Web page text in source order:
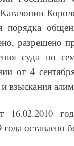
порядка
разрешено
суда по
от 4
16.02.2010
оставлено